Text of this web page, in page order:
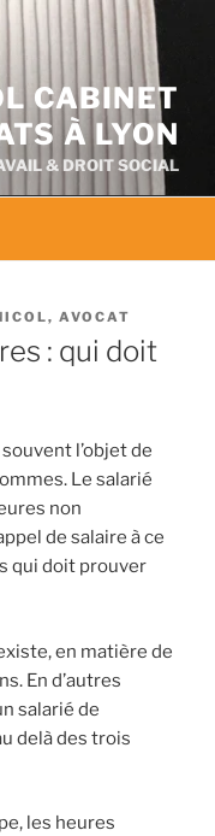
CABINET
À LYON
& DROIT SOCIAL
AVOCAT
: qui doit
l’objet de
Le salarié
non
de salaire à ce
qui doit prouver
en matière de
En d’autres
salarié de
delà des trois
les heures